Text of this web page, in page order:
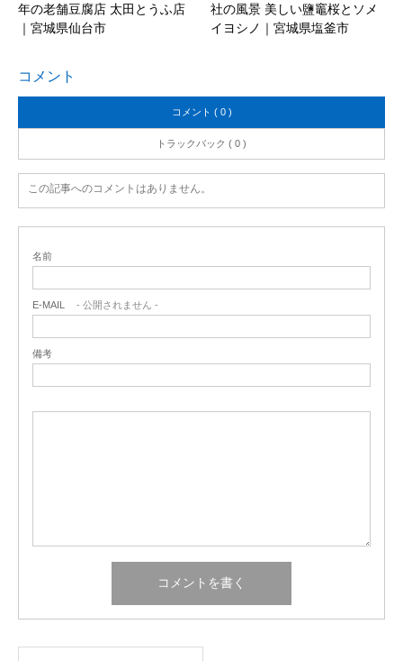
年の老舗豆腐店 太田とうふ店
｜宮城県仙台市
社の風景 美しい鹽竈桜とソメ
イヨシノ｜宮城県塩釜市
コメント
コメント ( 0 )
トラックバック ( 0 )
この記事へのコメントはありません。
名前
E-MAIL - 公開されません -
備考